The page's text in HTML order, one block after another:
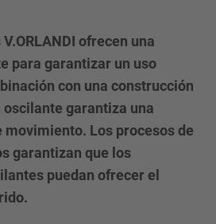
ofrecen una
para garantizar un uso
con una construcción
garantiza una
movimiento. Los procesos de
garantizan que los
puedan ofrecer el